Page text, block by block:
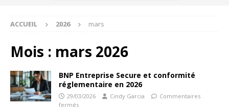
ACCUEIL 2026 mars
Mois : mars 2026
BNP Entreprise Secure et conformité
réglementaire en 2026
29/03/2026 Cindy Garcia
Commentaires
fermés